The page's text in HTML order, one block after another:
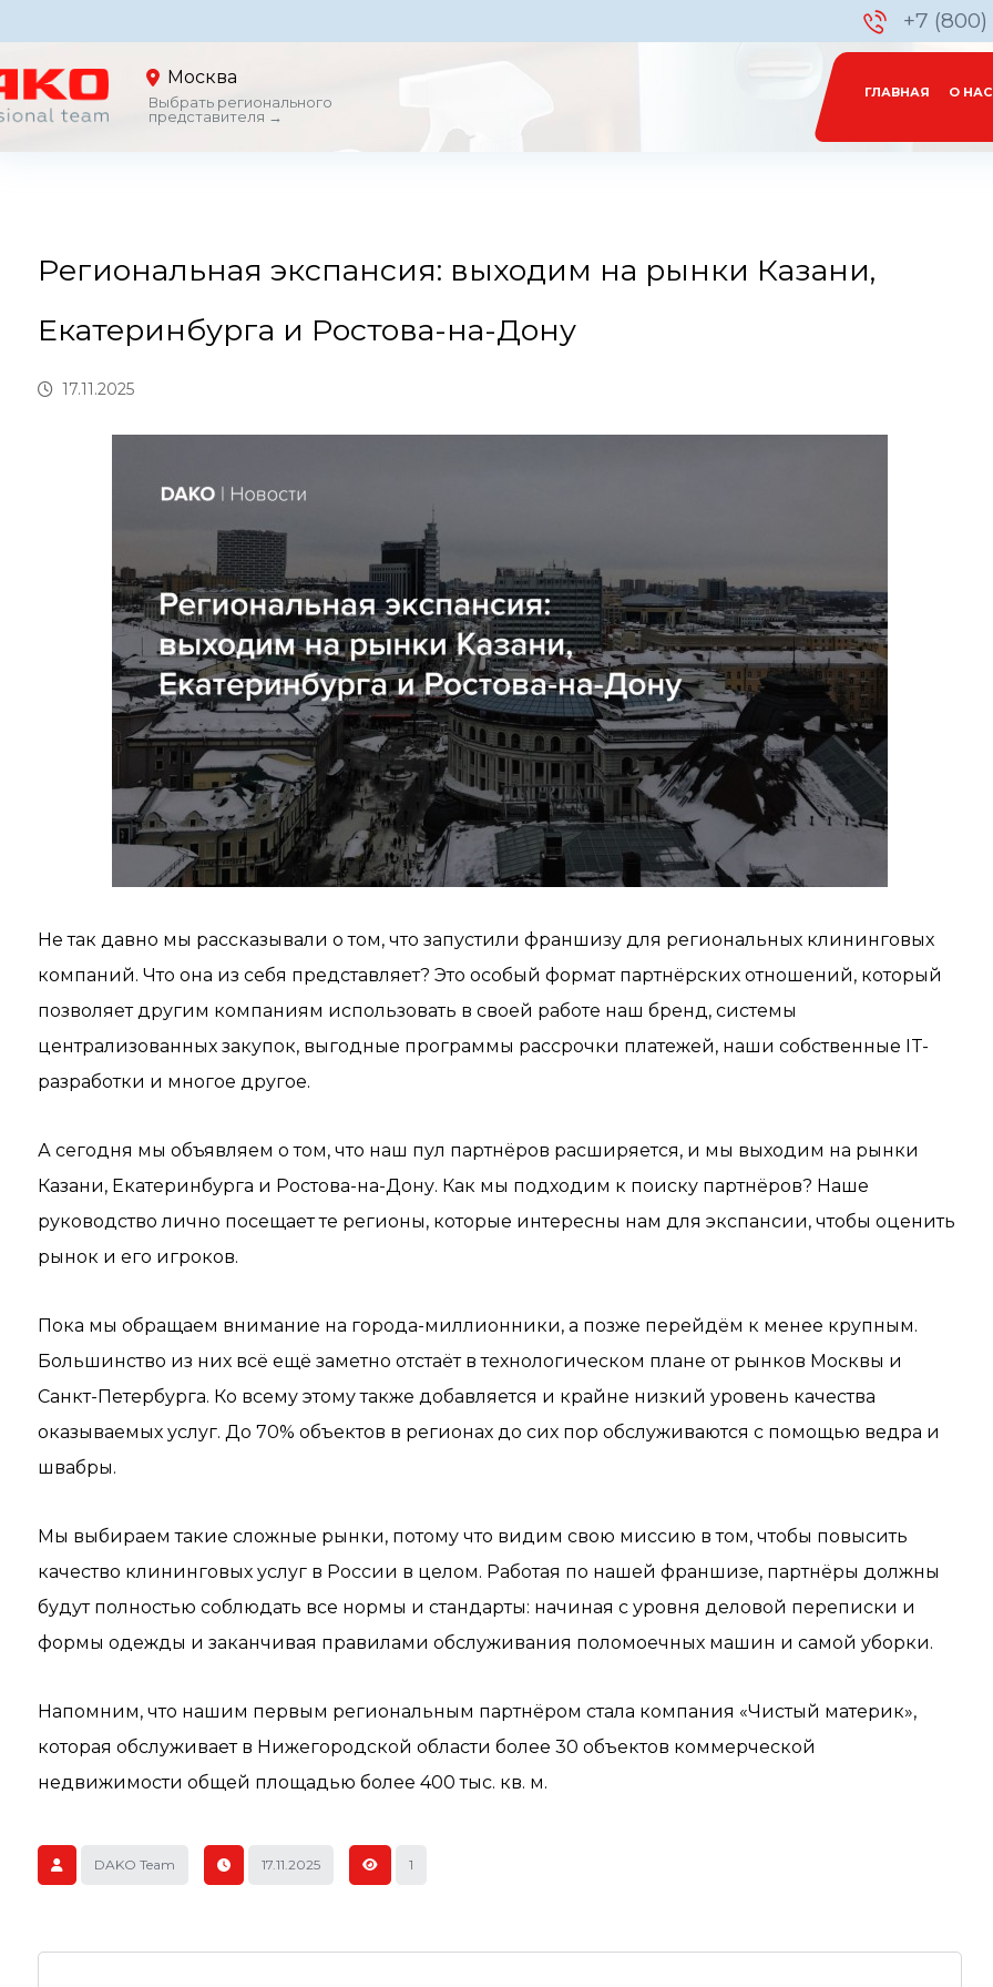
+7
Москва
Выбрать регионального
представителя →
ГЛАВНАЯ О НАС
Региональная экспансия: выходим на рынки Казани,
Екатеринбурга и Ростова-на-Дону
17.11.2025
Не так давно мы рассказывали о том, что запустили франшизу для региональных клининговых
компаний. Что она из себя представляет? Это особый формат партнёрских отношений, который
позволяет другим компаниям использовать в своей работе наш бренд, системы
централизованных закупок, выгодные программы рассрочки платежей, наши собственные IT-
разработки и многое другое.
А сегодня мы объявляем о том, что наш пул партнёров расширяется, и мы выходим на рынки
Казани, Екатеринбурга и Ростова-на-Дону. Как мы подходим к поиску партнёров? Наше
руководство лично посещает те регионы, которые интересны нам для экспансии, чтобы оценить
рынок и его игроков.
Пока мы обращаем внимание на города-миллионники, а позже перейдём к менее крупным.
Большинство из них всё ещё заметно отстаёт в технологическом плане от рынков Москвы и
Санкт-Петербурга. Ко всему этому также добавляется и крайне низкий уровень качества
оказываемых услуг. До 70% объектов в регионах до сих пор обслуживаются с помощью ведра и
швабры.
Мы выбираем такие сложные рынки, потому что видим свою миссию в том, чтобы повысить
качество клининговых услуг в России в целом. Работая по нашей франшизе, партнёры должны
будут полностью соблюдать все нормы и стандарты: начиная с уровня деловой переписки и
формы одежды и заканчивая правилами обслуживания поломоечных машин и самой уборки.
Напомним, что нашим первым региональным партнёром стала компания «Чистый материк»,
которая обслуживает в Нижегородской области более 30 объектов коммерческой
недвижимости общей площадью более 400 тыс. кв. м.
DAKO Team 17.11.2025 1